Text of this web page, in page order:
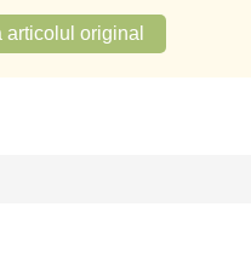
articolul original